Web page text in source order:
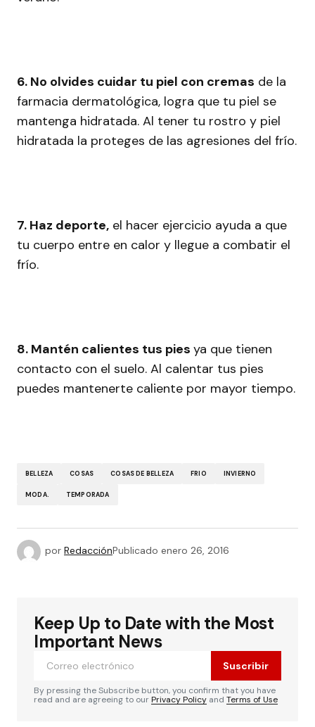
6. No olvides cuidar tu piel con cremas de la
farmacia dermatológica, logra que tu piel se
mantenga hidratada. Al tener tu rostro y piel
hidratada la proteges de las agresiones del frío.
7. Haz deporte, el hacer ejercicio ayuda a que
tu cuerpo entre en calor y llegue a combatir el
frío.
8. Mantén calientes tus pies ya que tienen
contacto con el suelo. Al calentar tus pies
puedes mantenerte caliente por mayor tiempo.
BELLEZA COSAS COSAS DE BELLEZA FRIO INVIERNO
MODA. TEMPORADA
por RedacciónPublicado enero 26, 2016
Keep Up to Date with the Most
Important News
Suscribir
By pressing the Subscribe button, you confirm that you have
read and are agreeing to ourPrivacy Policy and Terms of Use